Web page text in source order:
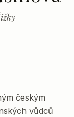
českým
vůdců